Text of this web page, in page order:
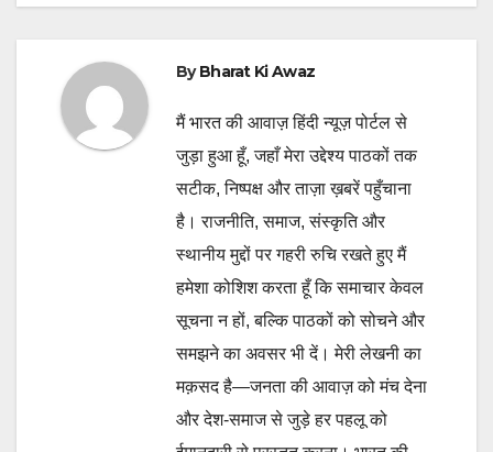
ByBharat Ki Awaz
मैं भारत की आवाज़ हिंदी न्यूज़ पोर्टल से
जुड़ा हुआ हूँ, जहाँ मेरा उद्देश्य पाठकों तक
सटीक, निष्पक्ष और ताज़ा ख़बरें पहुँचाना
है। राजनीति, समाज, संस्कृति और
स्थानीय मुद्दों पर गहरी रुचि रखते हुए मैं
हमेशा कोशिश करता हूँ कि समाचार केवल
सूचना न हों, बल्कि पाठकों को सोचने और
समझने का अवसर भी दें। मेरी लेखनी का
मक़सद है—जनता की आवाज़ को मंच देना
और देश-समाज से जुड़े हर पहलू को